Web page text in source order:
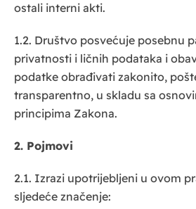
ostali interni akti.
1.2. Društvo posvećuje posebnu
privatnosti i ličnih podataka i
podatke obrađivati zakonito,
transparentno, u skladu sa
principima Zakona.
2. Pojmovi
2.1. Izrazi upotrijebljeni u ovom
sljedeće značenje: